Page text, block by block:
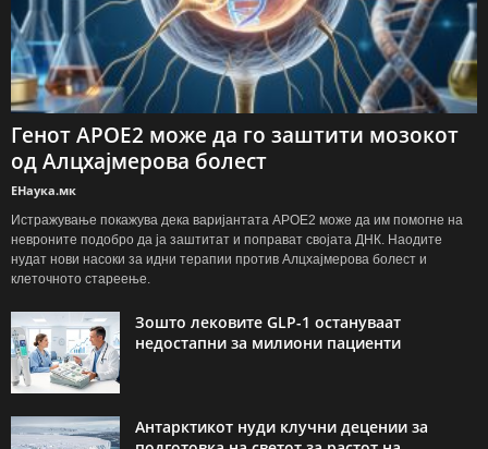
Генот APOE2 може да го заштити мозокот
од Алцхајмерова болест
ЕНаука.мк
Истражување покажува дека варијантата APOE2 може да им помогне на
невроните подобро да ја заштитат и поправат својата ДНК. Наодите
нудат нови насоки за идни терапии против Алцхајмерова болест и
клеточното стареење.
Зошто лековите GLP-1 остануваат
недостапни за милиони пациенти
Антарктикот нуди клучни децении за